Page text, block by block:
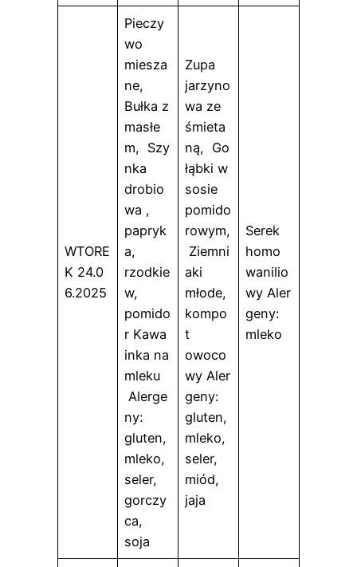
WTORE
K 24.0
6.2025
Pieczy
wo
miesza
ne,
Bułka z
masłe
m, Szy
nka
drobio
wa ,
papryk
a,
rzodkie
w,
pomido
r Kawa
inka na
mleku
Alerge
ny:
gluten,
mleko,
seler,
gorczy
ca,
soja
Zupa
jarzyno
wa ze
śmieta
ną, Go
łąbki w
sosie
pomido
rowym,
Ziemni
aki
młode,
kompo
t
owoco
wy Aler
geny:
gluten,
mleko,
seler,
miód,
jaja
Serek
homo
wanilio
wy Aler
geny:
mleko